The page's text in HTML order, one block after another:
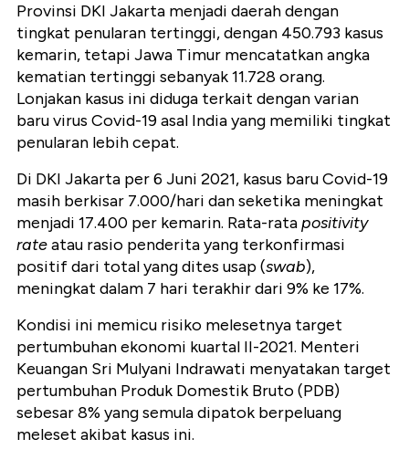
Provinsi DKI Jakarta menjadi daerah dengan
tingkat penularan tertinggi, dengan 450.793 kasus
kemarin, tetapi Jawa Timur mencatatkan angka
kematian tertinggi sebanyak 11.728 orang.
Lonjakan kasus ini diduga terkait dengan varian
baru virus Covid-19 asal India yang memiliki tingkat
penularan lebih cepat.
Di DKI Jakarta per 6 Juni 2021, kasus baru Covid-19
masih berkisar 7.000/hari dan seketika meningkat
menjadi 17.400 per kemarin. Rata-ratapositivity
rateatau rasio penderita yang terkonfirmasi
positif dari total yang dites usap (swab),
meningkat dalam 7 hari terakhir dari 9% ke 17%.
Kondisi ini memicu risiko melesetnya target
pertumbuhan ekonomi kuartal II-2021. Menteri
Keuangan Sri Mulyani Indrawati menyatakan target
pertumbuhan Produk Domestik Bruto (PDB)
sebesar 8% yang semula dipatok berpeluang
meleset akibat kasus ini.